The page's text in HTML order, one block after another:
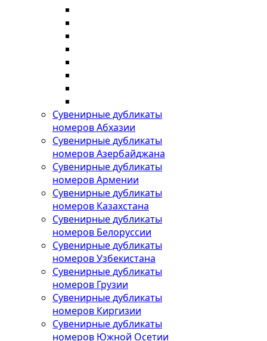
Сувенирные дубликаты
номеров Абхазии
Сувенирные дубликаты
номеров Азербайджана
Сувенирные дубликаты
номеров Армении
Сувенирные дубликаты
номеров Казахстана
Сувенирные дубликаты
номеров Белоруссии
Сувенирные дубликаты
номеров Узбекистана
Сувенирные дубликаты
номеров Грузии
Сувенирные дубликаты
номеров Киргизии
Сувенирные дубликаты
номеров Южной Осетии